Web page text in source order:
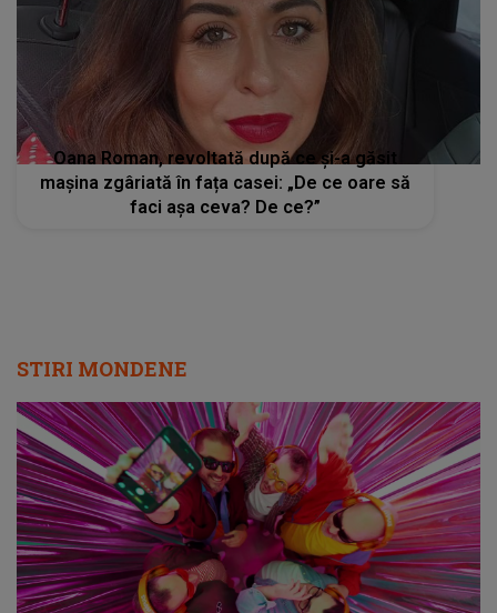
Oana Roman, revoltată după ce și-a găsit
mașina zgâriată în fața casei: „De ce oare să
faci aşa ceva? De ce?”
STIRI MONDENE